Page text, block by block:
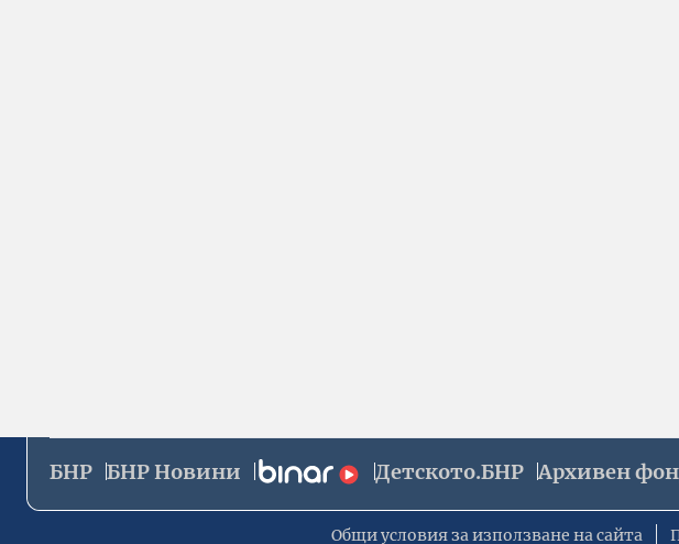
БНР БНР Новини Детското.БНР Архивен
Общи условия за използване на сайта